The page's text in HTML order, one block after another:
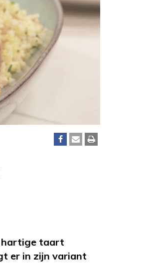
hartige taart
er in zijn variant